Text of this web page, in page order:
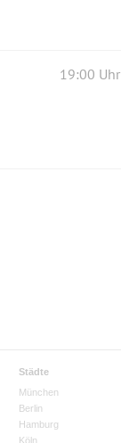
19:00 Uhr
Städte
München
Berlin
Hamburg
Köln